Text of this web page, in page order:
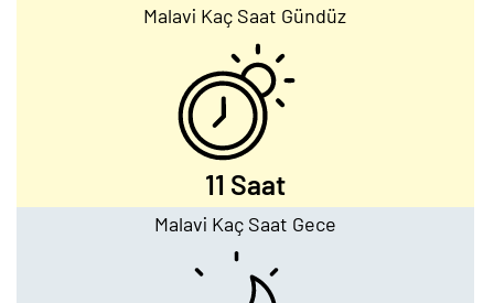
Malavi Kaç Saat Gündüz
11 Saat
Malavi Kaç Saat Gece